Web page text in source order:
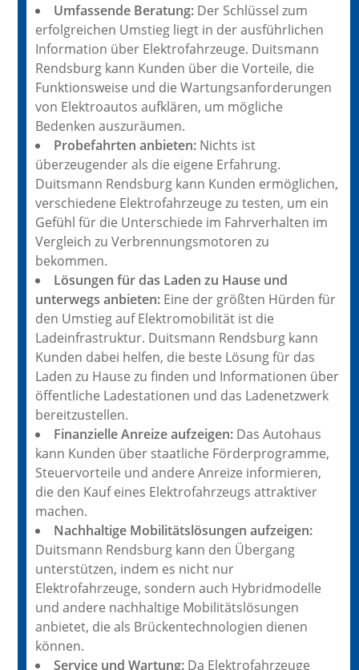
Umfassende Beratung:Der Schlüssel zum
erfolgreichen Umstieg liegt in der ausführlichen
Information über Elektrofahrzeuge. Duitsmann
Rendsburg kann Kunden über die Vorteile, die
Funktionsweise und die Wartungsanforderungen
von Elektroautos aufklären, um mögliche
Bedenken auszuräumen.
Probefahrten anbieten:Nichts ist
überzeugender als die eigene Erfahrung.
Duitsmann Rendsburg kann Kunden ermöglichen,
verschiedene Elektrofahrzeuge zu testen, um ein
Gefühl für die Unterschiede im Fahrverhalten im
Vergleich zu Verbrennungsmotoren zu
bekommen.
Lösungen für das Laden zu Hause und
unterwegs anbieten: Eine der größten Hürden für
den Umstieg auf Elektromobilität ist die
Ladeinfrastruktur. Duitsmann Rendsburg kann
Kunden dabei helfen, die beste Lösung für das
Laden zu Hause zu finden und Informationen über
öffentliche Ladestationen und das Ladenetzwerk
bereitzustellen.
Finanzielle Anreize aufzeigen:Das Autohaus
kann Kunden über staatliche Förderprogramme,
Steuervorteile und andere Anreize informieren,
die den Kauf eines Elektrofahrzeugs attraktiver
machen.
Nachhaltige Mobilitätslösungen aufzeigen:
Duitsmann Rendsburg kann den Übergang
unterstützen, indem es nicht nur
Elektrofahrzeuge, sondern auch Hybridmodelle
und andere nachhaltige Mobilitätslösungen
anbietet, die als Brückentechnologien dienen
können.
Service und Wartung:Da Elektrofahrzeuge